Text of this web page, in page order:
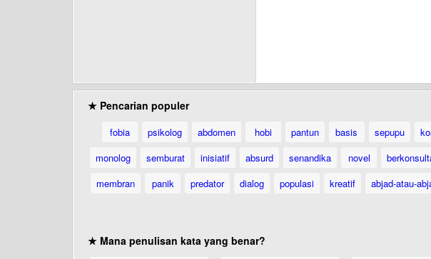
★ Pencarian populer
fobia psikolog abdomen hobi pantun basis sepupu
monolog
semburat inisiatif absurd senandika novel
membran
panik predator dialog populasi kreatif abjad-atau-
★ Mana penulisan kata yang benar?